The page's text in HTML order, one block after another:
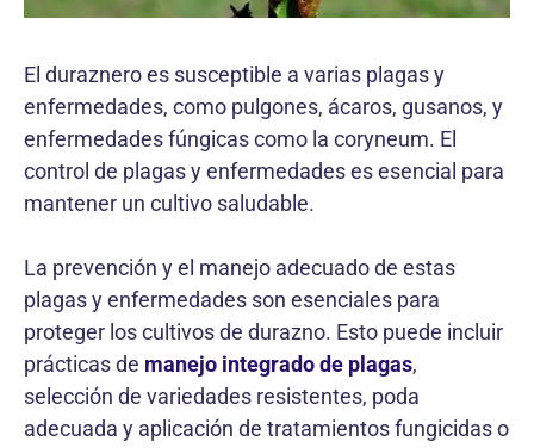
El duraznero es susceptible a varias plagas y
enfermedades, como pulgones, ácaros, gusanos, y
enfermedades fúngicas como la coryneum. El
control de plagas y enfermedades es esencial para
mantener un cultivo saludable.
La prevención y el manejo adecuado de estas
plagas y enfermedades son esenciales para
proteger los cultivos de durazno. Esto puede incluir
prácticas de manejo integrado de plagas,
selección de variedades resistentes, poda
adecuada y aplicación de tratamientos fungicidas o